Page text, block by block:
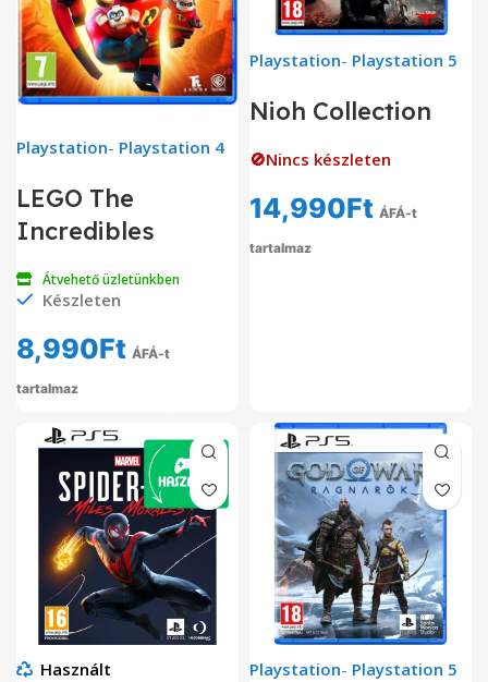
Playstation- Playstation 4
LEGO The
Incredibles
Átvehető üzletünkben
Készleten
8,990Ft ÁFÁ-t
tartalmaz
Playstation- Playstation 5
Nioh Collection
🚫Nincs készleten
14,990Ft ÁFÁ-t
tartalmaz
Használt
Playstation- Playstation 5